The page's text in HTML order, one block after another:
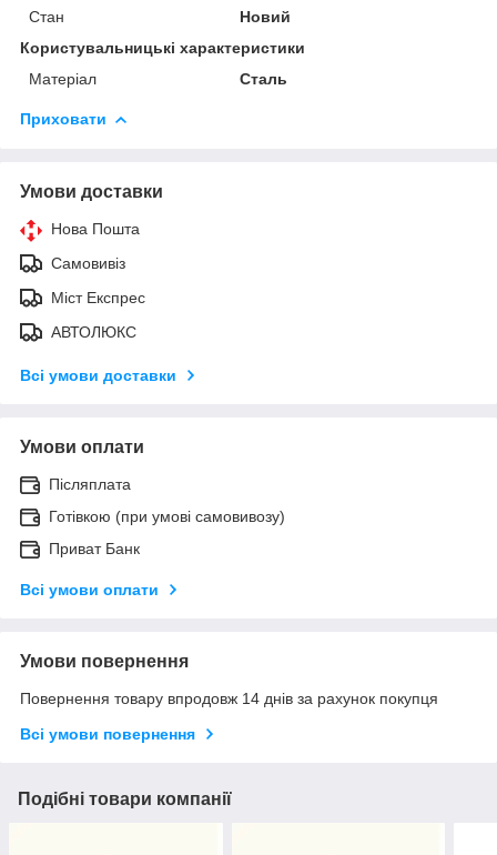
Стан
Новий
Користувальницькі характеристики
Матеріал
Сталь
Приховати
Умови доставки
Нова Пошта
Самовивіз
Міст Експрес
АВТОЛЮКС
Всі умови доставки
Умови оплати
Післяплата
Готівкою (при умові самовивозу)
Приват Банк
Всі умови оплати
Умови повернення
Повернення товару впродовж 14 днів за рахунок покупця
Всі умови повернення
Подібні товари компанії